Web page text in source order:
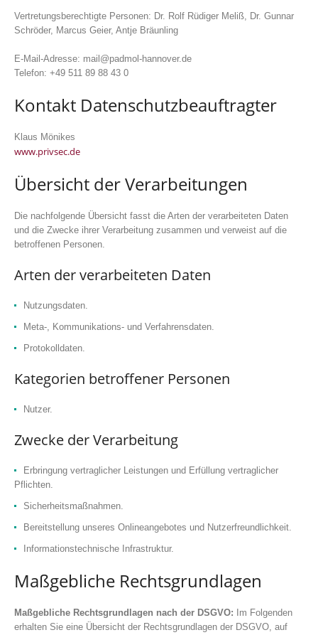
Vertretungsberechtigte Personen: Dr. Rolf Rüdiger Meliß, Dr. Gunnar
Schröder, Marcus Geier, Antje Bräunling
E-Mail-Adresse: mail@padmol-hannover.de
Telefon: +49 511 89 88 43 0
Kontakt Datenschutzbeauftragter
Klaus Mönikes
www.privsec.de
Übersicht der Verarbeitungen
Die nachfolgende Übersicht fasst die Arten der verarbeiteten Daten
und die Zwecke ihrer Verarbeitung zusammen und verweist auf die
betroffenen Personen.
Arten der verarbeiteten Daten
Nutzungsdaten.
Meta-, Kommunikations- und Verfahrensdaten.
Protokolldaten.
Kategorien betroffener Personen
Nutzer.
Zwecke der Verarbeitung
Erbringung vertraglicher Leistungen und Erfüllung vertraglicher
Pflichten.
Sicherheitsmaßnahmen.
Bereitstellung unseres Onlineangebotes und Nutzerfreundlichkeit.
Informationstechnische Infrastruktur.
Maßgebliche Rechtsgrundlagen
Maßgebliche Rechtsgrundlagen nach der DSGVO: Im Folgenden
erhalten Sie eine Übersicht der Rechtsgrundlagen der DSGVO, auf